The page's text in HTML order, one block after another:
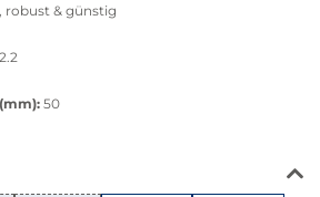
robust & günstig
2.2
50